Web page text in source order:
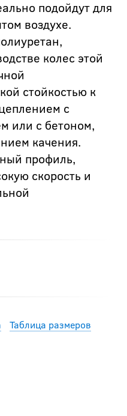
подойдут для
воздухе.
колес этой
стойкостью к
с
или с бетоном,
качения.
профиль,
скорость и
Таблица размеров